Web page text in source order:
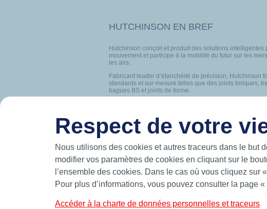
HUTCHINSON EN BREF
Hutchinson conçoit et produit des solutions intelligentes
mouvement et participe à la mobilité du futur sur les
les airs.
Fabricant leader d’étanchéité de précision, Hutchinson
standards et sur-mesure telles que des joints toriques,
bagues BS et joints de forme.
© 2026 Hutchinson Precision Sealing Systems
Respect de votre
Nous utilisons des cookies et autres traceurs dans le but
modifier vos paramètres de cookies en cliquant sur le
l’ensemble des cookies. Dans le cas où vous cliquez
Pour plus d’informations, vous pouvez consulter la page
Accéder à la charte de données personnelles et traceurs